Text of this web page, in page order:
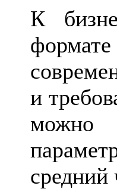
К
и
можно
средний